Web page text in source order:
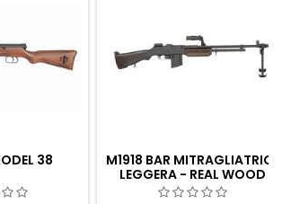
38
M1918 BAR MITRAGLIATRICE
LEGGERA - REAL WOOD